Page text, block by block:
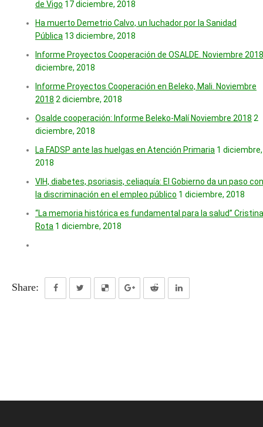
de Vigo 17 diciembre, 2018
Ha muerto Demetrio Calvo, un luchador por la Sanidad
Pública 13 diciembre, 2018
Informe Proyectos Cooperación de OSALDE. Noviembre 2018
diciembre, 2018
Informe Proyectos Cooperación en Beleko, Mali. Noviembre
2018 2 diciembre, 2018
Osalde cooperación: Informe Beleko-Malí Noviembre 2018 2
diciembre, 2018
La FADSP ante las huelgas en Atención Primaria 1 diciembre,
2018
VIH, diabetes, psoriasis, celiaquía: El Gobierno da un paso
la discriminación en el empleo público 1 diciembre, 2018
“La memoria histórica es fundamental para la salud” Cristina
Rota 1 diciembre, 2018
Share: